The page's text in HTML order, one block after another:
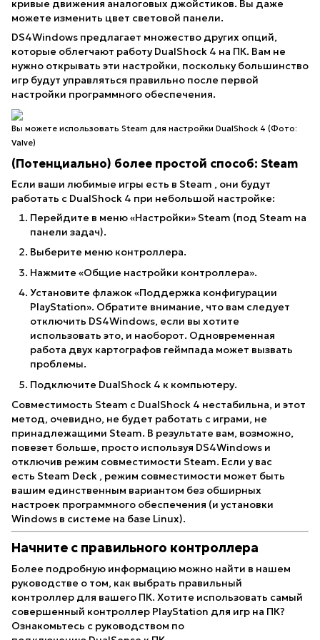
кривые движения аналоговых джойстиков. Вы даже
можете изменить цвет световой панели.
DS4Windows предлагает множество других опций,
которые облегчают работу DualShock 4 на ПК. Вам не
нужно открывать эти настройки, поскольку большинство
игр будут управляться правильно после первой
настройки программного обеспечения.
Вы можете использовать Steam для настройки DualShock 4 (Фото:
Valve)
(Потенциально) более простой способ: Steam
Если ваши любимые игры есть в Steam , они будут
работать с DualShock 4 при небольшой настройке:
Перейдите в меню «Настройки» Steam (под Steam на
панели задач).
Выберите меню контроллера.
Нажмите «Общие настройки контроллера».
Установите флажок «Поддержка конфигурации
PlayStation». Обратите внимание, что вам следует
отключить DS4Windows, если вы хотите
использовать это, и наоборот. Одновременная
работа двух картографов геймпада может вызвать
проблемы.
Подключите DualShock 4 к компьютеру.
Совместимость Steam с DualShock 4 нестабильна, и этот
метод, очевидно, не будет работать с играми, не
принадлежащими Steam. В результате вам, возможно,
повезет больше, просто используя DS4Windows и
отключив режим совместимости Steam. Если у вас
есть Steam Deck , режим совместимости может быть
вашим единственным вариантом без обширных
настроек программного обеспечения (и установки
Windows в системе на базе Linux).
Начните с правильного контроллера
Более подробную информацию можно найти в нашем
руководстве о том, как выбрать правильный
контроллер для вашего ПК. Хотите использовать самый
совершенный контроллер PlayStation для игр на ПК?
Ознакомьтесь с руководством по